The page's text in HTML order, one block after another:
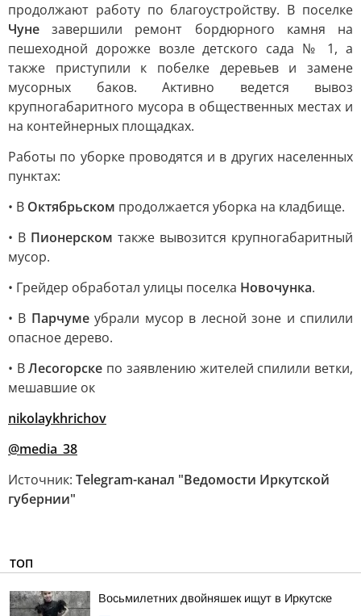
продолжают работу по благоустройству. В поселке
Чуне завершили ремонт бордюрного камня на
пешеходной дорожке возле детского сада № 1, а
также приступили к побелке деревьев и замене
мусорных баков. Активно ведется вывоз
крупногабаритного мусора в общественных местах и
на контейнерных площадках.
Работы по уборке проводятся и в других населенных
пунктах:
• В Октябрьском продолжается уборка на кладбище.
• В Пионерском также вывозится крупногабаритный
мусор.
• Грейдер обработал улицы поселка Новочунка.
• В Парчумеубрали мусор в лесной зоне и спилили
опасное дерево.
• ВЛесогорске по заявлению жителей спилили ветки,
мешавшие ок
nikolaykhrichov
@media_38
Источник: Telegram-канал "Ведомости Иркутской
губернии"
ТОП
Восьмилетних двойняшек ищут в Иркутске